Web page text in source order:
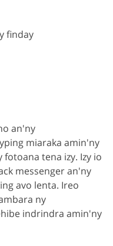
finday
an'ny
miaraka amin'ny
tena izy. Izy io
messenger an'ny
avo lenta. Ireo
ny
indrindra amin'ny